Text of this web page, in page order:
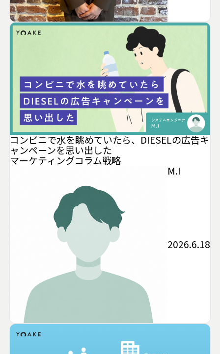
コンビニで水を眺めていたら、DIESELの広告キ
ャンペーンを思い出した
マーケティングコラム戦略
M.I
2026.6.18